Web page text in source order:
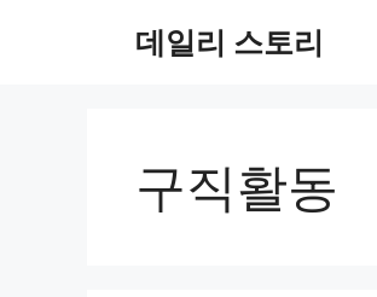
데일리 스토리
구직활동